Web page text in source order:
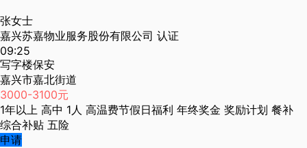
张女士
嘉兴苏嘉物业服务股份有限公司 认证
09:25
写字楼保安
嘉兴市嘉北街道
3000-3100元
1年以上 高中 1人 高温费节假日福利 年终奖金 奖励计划 餐补
综合补贴 五险
申请